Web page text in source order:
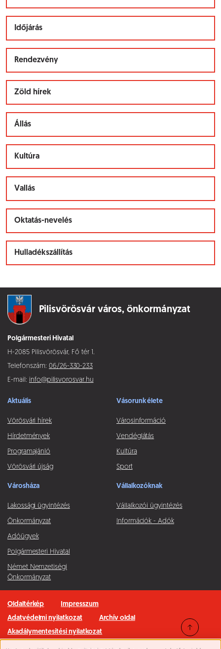
Időjárás
Rendezvény
Zöld hírek
Állás
Kultúra
Vallás
Oktatás-nevelés
Hulladékszállítás
Pilisvörösvár város, önkormányzat
Polgármesteri Hivatal
H-2085 Pilisvörösvár, Fő tér 1.
Telefonszám: 06/26-330-233
E-mail: info@pilisvorosvar.hu
Aktuális
Vörösvári hírek
Hírdetmények
Programajánló
Vörösvári újság
Vásorunk élete
Városinformáció
Vendéglátás
Kultúra
Sport
Városháza
Lakossági ügyintézés
Önkormányzat
Adóügyek
Polgármesteri Hivatal
Német Nemzetiségi
Önkormányzat
Vállalkozóknak
Vállalkozói ügyintézés
Információk - Adók
Oldaltérkép
Impresszum
Adatvédelmi nyilatkozat
Archív oldal
Akadálymentesítési nyilatkozat